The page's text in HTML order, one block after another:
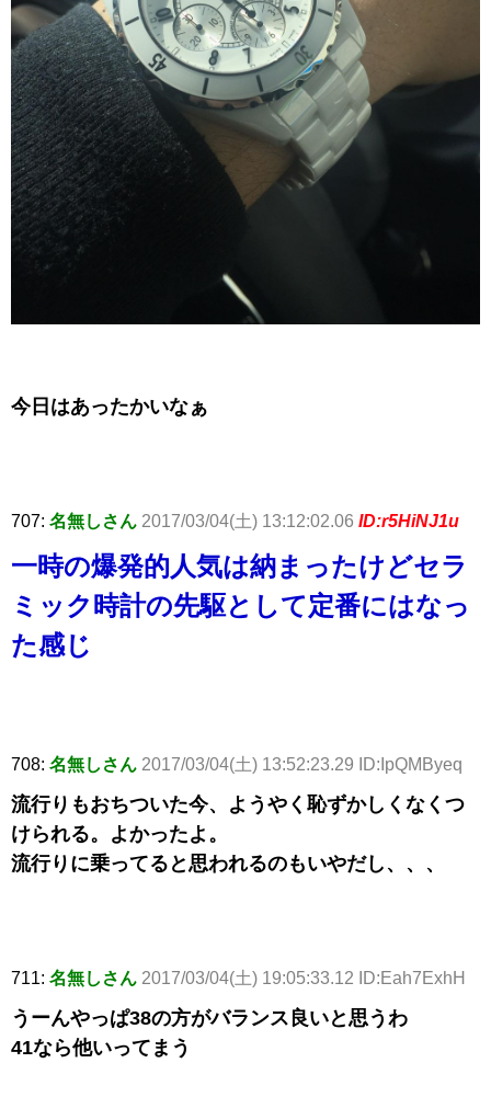
今日はあったかいなぁ
707: 名無しさん 2017/03/04(土) 13:12:02.06 ID:r5HiNJ1u
一時の爆発的人気は納まったけどセラ
ミック時計の先駆として定番にはなっ
た感じ
708: 名無しさん 2017/03/04(土) 13:52:23.29 ID:IpQMByeq
流行りもおちついた今、ようやく恥ずかしくなくつ
けられる。よかったよ。
流行りに乗ってると思われるのもいやだし、、、
711: 名無しさん 2017/03/04(土) 19:05:33.12 ID:Eah7ExhH
うーんやっぱ38の方がバランス良いと思うわ
41なら他いってまう